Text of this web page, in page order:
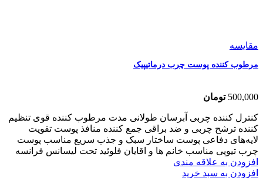
مقایسه
مرطوب کننده پوست چرب درماتیپیک
500,000 تومان
کنترل کننده چربی آبرسان طولانی مدت مرطوب کننده قوی تنظیم
کننده ترشح چربی و ضد براقی جمع کننده منافذ پوست تقویت
لایه‌های دفاعی پوست ساختار سبک و جذب سریع مناسب پوست
چرب تیوپی مناسب خانم ها و اقایان فلوئید تحت لیسانس فرانسه
افزودن به علاقه مندی
افزودن به سبد خرید